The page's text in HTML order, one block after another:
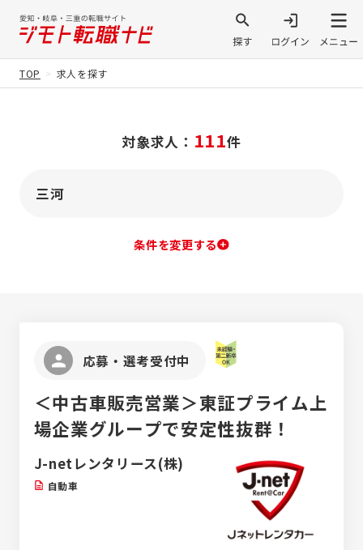
TOP 求人を探す
対象求人： 111件
三河
条件を変更する
応募・選考受付中
＜中古車販売営業＞東証プライム上
場企業グループで安定性抜群！
J-netレンタリース(株)
自動車